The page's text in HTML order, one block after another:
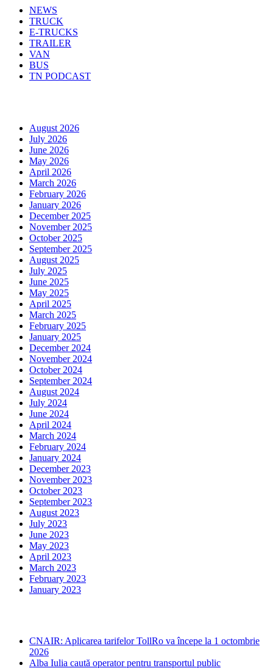
NEWS
TRUCK
E-TRUCKS
TRAILER
VAN
BUS
TN PODCAST
August 2026
July 2026
June 2026
May 2026
April 2026
March 2026
February 2026
January 2026
December 2025
November 2025
October 2025
September 2025
August 2025
July 2025
June 2025
May 2025
April 2025
March 2025
February 2025
January 2025
December 2024
November 2024
October 2024
September 2024
August 2024
July 2024
June 2024
April 2024
March 2024
February 2024
January 2024
December 2023
November 2023
October 2023
September 2023
August 2023
July 2023
June 2023
May 2023
April 2023
March 2023
February 2023
January 2023
CNAIR: Aplicarea tarifelor TollRo va începe la 1 octombrie
2026
Alba Iulia caută operator pentru transportul public